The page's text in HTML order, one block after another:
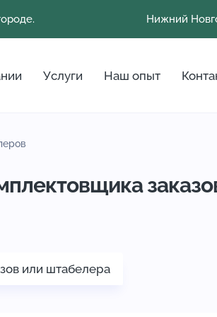
Нижний
Услуги Наш опыт
или штабелера